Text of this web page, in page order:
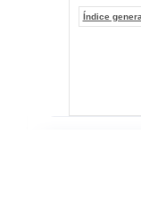
Índice